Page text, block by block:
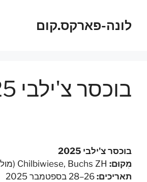
לונה-פארקס.קום
בוכסר צ'ילבי 2025
בוכסר צ'ילבי 2025
מִקוּם:
תאריכים: